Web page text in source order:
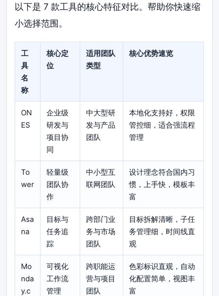
以下是 7 款工具的核心特征对比。帮助你快速缩
小选择范围。
工
具
名
称
核心定
位
适用团队
类型
核心优势速览
ON
ES
企业级
研发与
项目协
同
中大型研
发与产品
团队
本地化支持好，权限
管控细，适合强流程
管理
To
wer
轻量级
团队协
作
中小型互
联网团队
设计理念符合国内习
惯，上手快，模板丰
富
Asa
na
目标与
任务追
踪
跨部门业
务与市场
团队
目标拆解清晰，子任
务管理细，时间线直
观
Mo
nda
y.c
可视化
工作流
管理
跨职能运
营与项目
团队
色彩标识直观，自动
化配置简单，视图丰
富